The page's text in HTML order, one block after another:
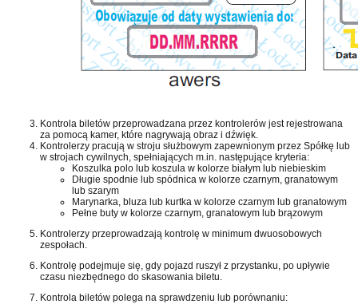
Kontrola biletów przeprowadzana przez kontrolerów jest rejestrowana
za pomocą kamer, które nagrywają obraz i dźwięk.
Kontrolerzy pracują w stroju służbowym zapewnionym przez Spółkę lub
w strojach cywilnych, spełniających m.in. następujące kryteria:
Koszulka polo lub koszula w kolorze białym lub niebieskim
Długie spodnie lub spódnica w kolorze czarnym, granatowym
lub szarym
Marynarka, bluza lub kurtka w kolorze czarnym lub granatowym
Pełne buty w kolorze czarnym, granatowym lub brązowym
Kontrolerzy przeprowadzają kontrolę w minimum dwuosobowych
zespołach.
Kontrolę podejmuje się, gdy pojazd ruszył z przystanku, po upływie
czasu niezbędnego do skasowania biletu.
Kontrola biletów polega na sprawdzeniu lub porównaniu: